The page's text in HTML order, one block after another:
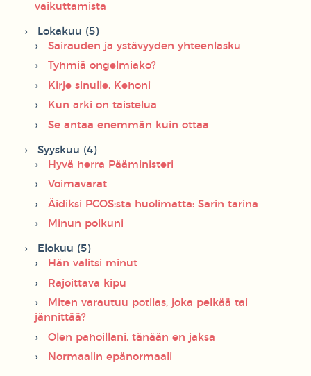
vaikuttamista
Lokakuu (5)
Sairauden ja ystävyyden yhteenlasku
Tyhmiä ongelmiako?
Kirje sinulle, Kehoni
Kun arki on taistelua
Se antaa enemmän kuin ottaa
Syyskuu (4)
Hyvä herra Pääministeri
Voimavarat
Äidiksi PCOS:sta huolimatta: Sarin tarina
Minun polkuni
Elokuu (5)
Hän valitsi minut
Rajoittava kipu
Miten varautuu potilas, joka pelkää tai
jännittää?
Olen pahoillani, tänään en jaksa
Normaalin epänormaali